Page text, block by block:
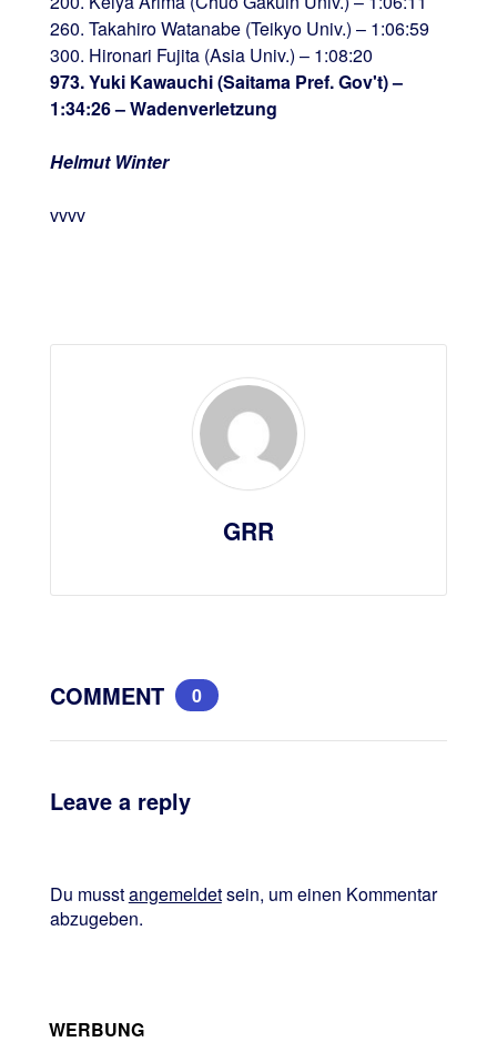
260. Takahiro Watanabe (Teikyo Univ.) – 1:06:59
300. Hironari Fujita (Asia Univ.) – 1:08:20
973. Yuki Kawauchi (Saitama Pref. Gov't) –
1:34:26 – Wadenverletzung
Helmut Winter
vvvv
GRR
COMMENT 0
Leave a reply
Du musstangemeldetsein, um einen Kommentar
abzugeben.
WERBUNG